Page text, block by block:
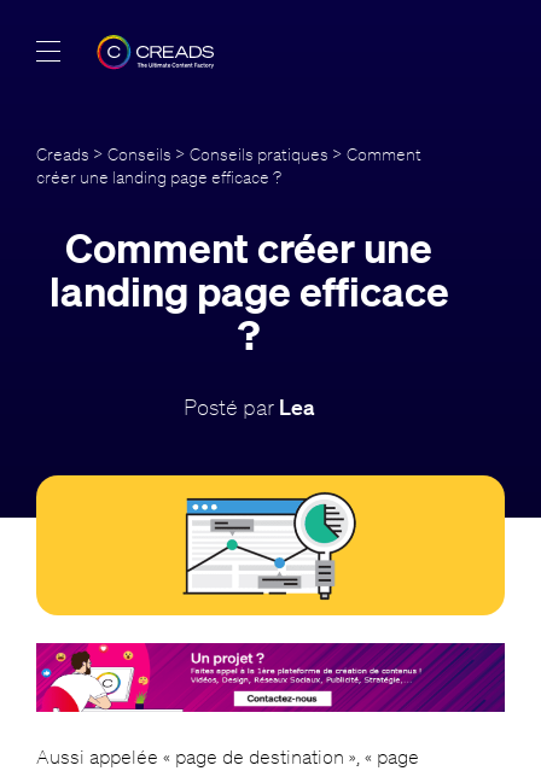
Offres
À propos
Guide
Creads > Conseils > Conseils pratiques > Comment
créer une landing page efficace ?
Comment créer une
landing page efficace
?
Posté par Lea
Aussi appelée « page de destination », « page